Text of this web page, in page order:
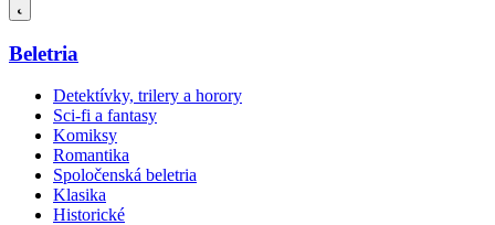
Beletria
Detektívky, trilery a horory
Sci-fi a fantasy
Komiksy
Romantika
Spoločenská beletria
Klasika
Historické